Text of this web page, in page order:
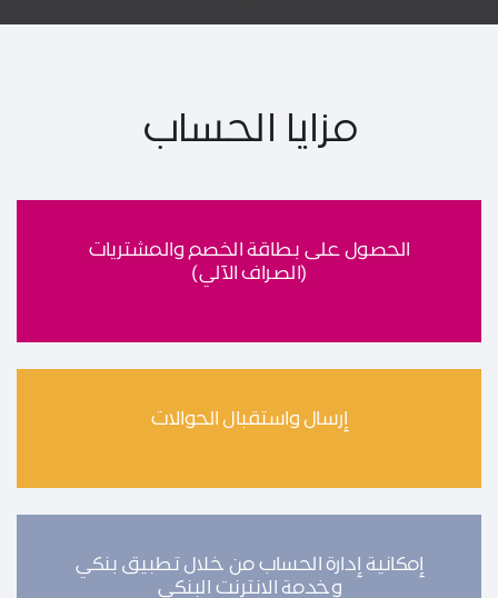
مزايا الحساب
الحصول على بطاقة الخصم والمشتريات
(الصراف الآلي)
إرسال واستقبال الحوالات
إمكانية إدارة الحساب من خلال تطبيق بنكي
وخدمة الانترنت البنكي